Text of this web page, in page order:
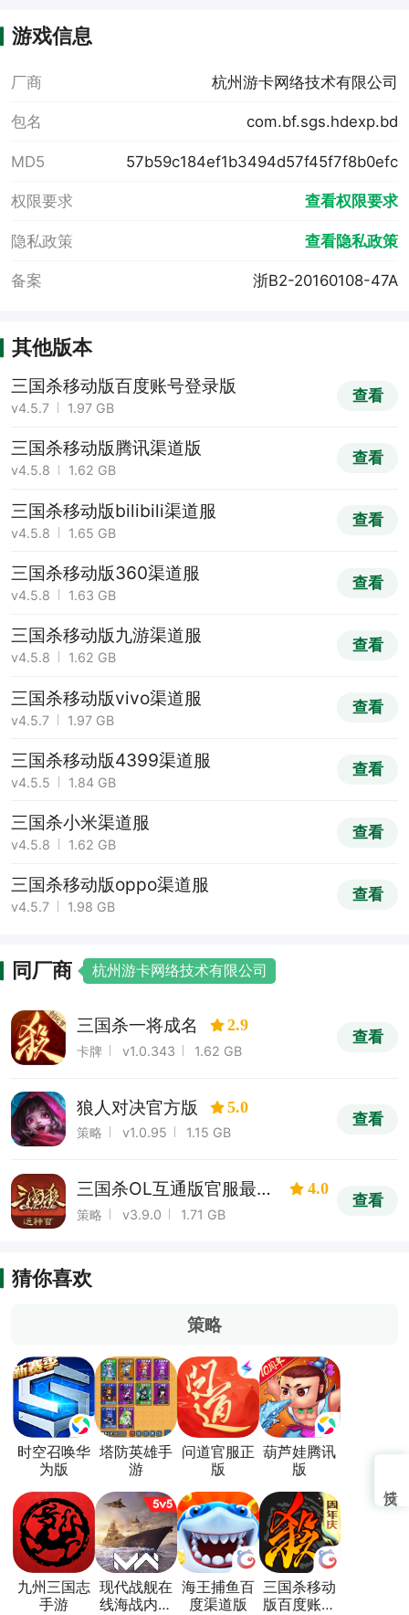
游戏信息
厂商 杭州游卡网络技术有限公司
包名 com.bf.sgs.hdexp.bd
MD5 57b59c184ef1b3494d57f45f7f8b0efc
权限要求 查看权限要求
隐私政策 查看隐私政策
备案 浙B2-20160108-47A
其他版本
三国杀移动版百度账号登录版
v4.5.7 1.97 GB
查看
三国杀移动版腾讯渠道版
v4.5.8 1.62 GB
查看
三国杀移动版bilibili渠道服
v4.5.8 1.65 GB
查看
三国杀移动版360渠道服
v4.5.8 1.63 GB
查看
三国杀移动版九游渠道服
v4.5.8 1.62 GB
查看
三国杀移动版vivo渠道服
v4.5.7 1.97 GB
查看
三国杀移动版4399渠道服
v4.5.5 1.84 GB
查看
三国杀小米渠道服
v4.5.8 1.62 GB
查看
三国杀移动版oppo渠道服
v4.5.7 1.98 GB
查看
同厂商 杭州游卡网络技术有限公司
三国杀一将成名 2.9
卡牌 v1.0.343 1.62 GB
查看
狼人对决官方版 5.0
策略 v1.0.95 1.15 GB
查看
三国杀OL互通版官服最新
版
4.0
策略 v3.9.0 1.71 GB
查看
猜你喜欢
策略
时空召唤华
为版
塔防英雄手
游
问道官服正
版
葫芦娃腾讯
版
九州三国志
手游
现代战舰在
线海战内置
海王捕鱼百
度渠道版
三国杀移动
版百度账号